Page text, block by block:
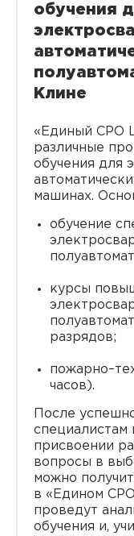
обучения
Клине
«Единый СРО
различные
обучения для
машинах.
обучение
курсы
разрядов;
часов).
После
специалистам
присвоении
вопросы в
можно
в «Едином
проведут
обучения и,